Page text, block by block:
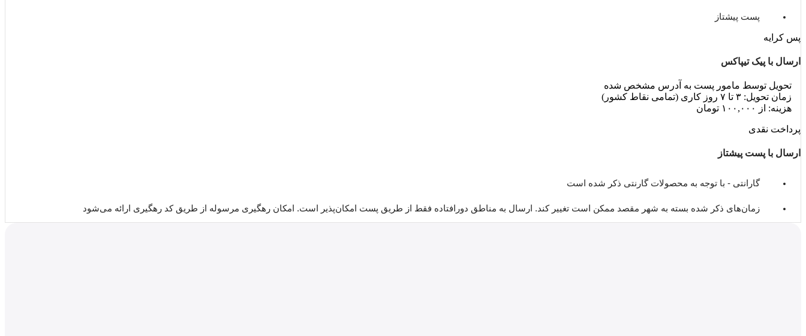
پست پیشتاز
پس کرایه
ارسال با پیک تیپاکس
تحویل توسط مامور پست به آدرس مشخص شده
زمان تحویل: ۳ تا ۷ روز کاری (تمامی نقاط کشور)
هزینه: از ۱۰۰,۰۰۰ تومان
پرداخت نقدی
ارسال با پست پیشتاز
گارانتی - با توجه به محصولات گارنتی ذکر شده است
زمان‌های ذکر شده بسته به شهر مقصد ممکن است تغییر کند. ارسال به مناطق دورافتاده فقط از طریق پست امکان‌پذیر است. امکان رهگیری مرسوله از طریق کد رهگیری ارائه می‌شود